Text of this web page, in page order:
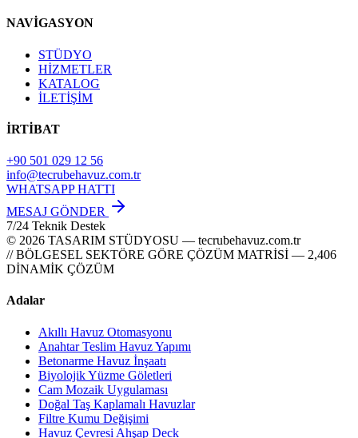
NAVİGASYON
STÜDYO
HİZMETLER
KATALOG
İLETİŞİM
İRTİBAT
+90 501 029 12 56
info@tecrubehavuz.com.tr
WHATSAPP HATTI
MESAJ GÖNDER
7/24 Teknik Destek
© 2026 TASARIM STÜDYOSU — tecrubehavuz.com.tr
// BÖLGESEL SEKTÖRE GÖRE ÇÖZÜM MATRİSİ — 2,406
DİNAMİK ÇÖZÜM
Adalar
Akıllı Havuz Otomasyonu
Anahtar Teslim Havuz Yapımı
Betonarme Havuz İnşaatı
Biyolojik Yüzme Göletleri
Cam Mozaik Uygulaması
Doğal Taş Kaplamalı Havuzlar
Filtre Kumu Değişimi
Havuz Çevresi Ahşap Deck